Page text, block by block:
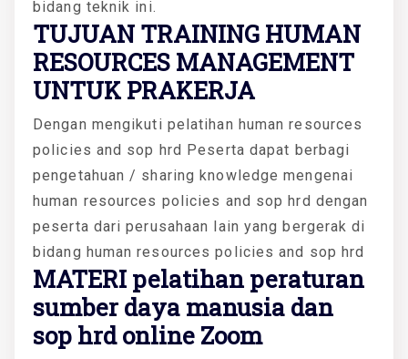
bidang teknik ini.
TUJUAN TRAINING HUMAN
RESOURCES MANAGEMENT
UNTUK PRAKERJA
Dengan mengikuti pelatihan human resources
policies and sop hrd Peserta dapat berbagi
pengetahuan / sharing knowledge mengenai
human resources policies and sop hrd dengan
peserta dari perusahaan lain yang bergerak di
bidang human resources policies and sop hrd
MATERI pelatihan peraturan
sumber daya manusia dan
sop hrd online Zoom